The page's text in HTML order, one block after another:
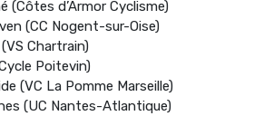
(Côtes d’Armor Cyclisme)
(CC Nogent-sur-Oise)
Chartrain)
Poitevin)
(VC La Pomme Marseille)
(UC Nantes-Atlantique)